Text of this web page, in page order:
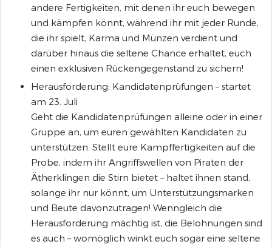
andere Fertigkeiten, mit denen ihr euch bewegen
und kämpfen könnt, während ihr mit jeder Runde,
die ihr spielt, Karma und Münzen verdient und
darüber hinaus die seltene Chance erhaltet, euch
einen exklusiven Rückengegenstand zu sichern!
Herausforderung: Kandidatenprüfungen – startet
am 23. Juli
Geht die Kandidatenprüfungen alleine oder in einer
Gruppe an, um euren gewählten Kandidaten zu
unterstützen. Stellt eure Kampffertigkeiten auf die
Probe, indem ihr Angriffswellen von Piraten der
Ätherklingen die Stirn bietet – haltet ihnen stand,
solange ihr nur könnt, um Unterstützungsmarken
und Beute davonzutragen! Wenngleich die
Herausforderung mächtig ist, die Belohnungen sind
es auch – womöglich winkt euch sogar eine seltene